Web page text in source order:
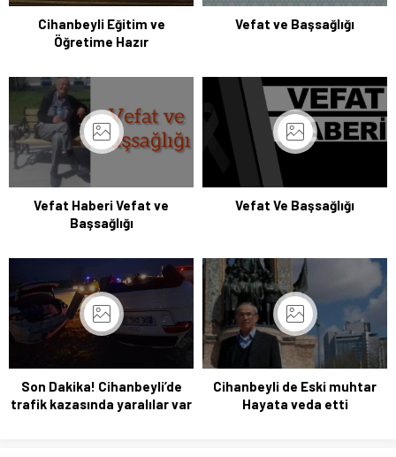
Cihanbeyli Eğitim ve
Öğretime Hazır
Vefat ve Başsağlığı
Vefat Haberi Vefat ve
Başsağlığı
Vefat Ve Başsağlığı
Son Dakika! Cihanbeyli’de
trafik kazasında yaralılar var
Cihanbeyli de Eski muhtar
Hayata veda etti